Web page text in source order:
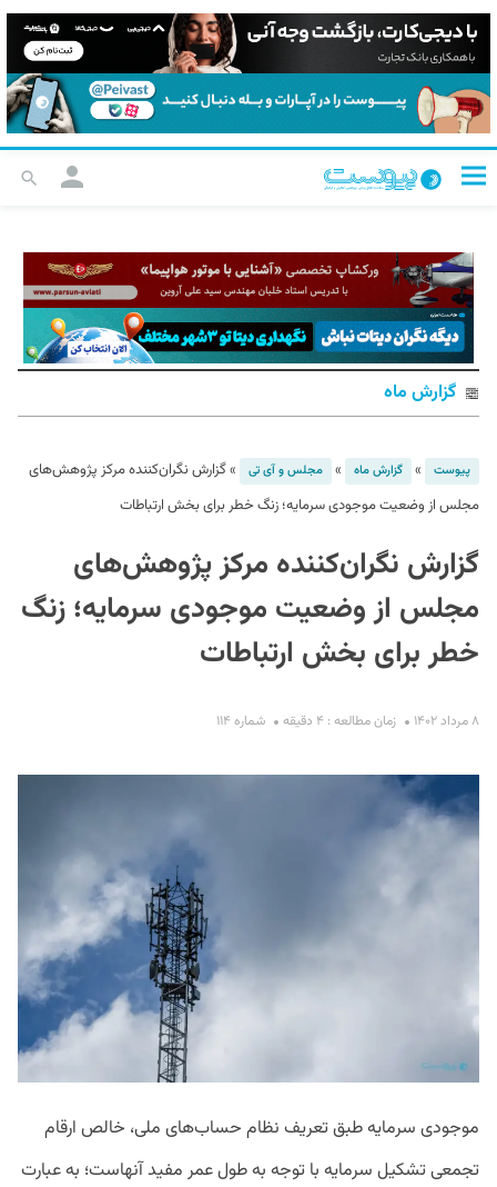
گزارش ماه
پیوست » گزارش ماه » مجلس و آی تی »گزارش نگران‌کننده مرکز پژوهش‌های
مجلس از وضعیت موجودی سرمایه؛ زنگ خطر برای بخش ارتباطات
گزارش نگران‌کننده مرکز پژوهش‌های
مجلس از وضعیت موجودی سرمایه؛ زنگ
خطر برای بخش ارتباطات
۸ مرداد ۱۴۰۲ زمان مطالعه : ۴ دقیقه شماره ۱۱۴
موجودی سرمایه طبق تعریف نظام حساب‌های ملی، خالص ارقام
تجمعی تشکیل سرمایه با توجه به طول عمر مفید آنهاست؛ به عبارت